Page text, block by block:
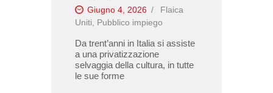
Giugno 4, 2026
Flaica
Uniti, Pubblico impiego
Da trent’anni in Italia si assiste
a una privatizzazione
selvaggia della cultura, in tutte
le sue forme